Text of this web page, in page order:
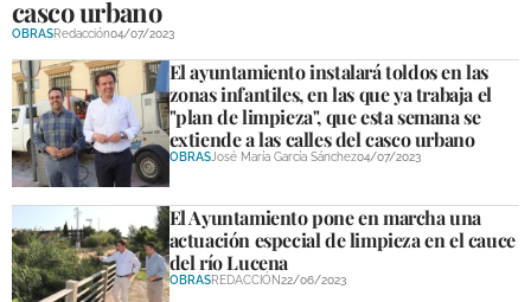
casco urbano
OBRASRedacción04/07/2023
El ayuntamiento instalará toldos en las
zonas infantiles, en las que ya trabaja el
"plan de limpieza", que esta semana se
extiende a las calles del casco urbano
OBRASJosé María García Sánchez04/07/2023
El Ayuntamiento pone en marcha una
actuación especial de limpieza en el cauce
del río Lucena
OBRASREDACCIÓN22/06/2023